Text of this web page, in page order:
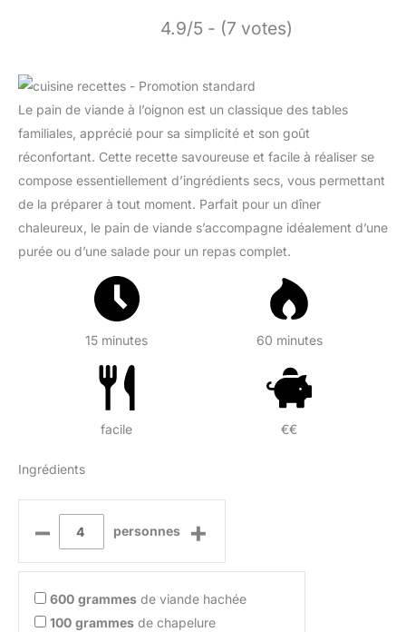
4.9/5 - (7 votes)
Le pain de viande à l’oignon est un classique des tables
familiales, apprécié pour sa simplicité et son goût
réconfortant. Cette recette savoureuse et facile à réaliser se
compose essentiellement d’ingrédients secs, vous permettant
de la préparer à tout moment. Parfait pour un dîner
chaleureux, le pain de viande s’accompagne idéalement d’une
purée ou d’une salade pour un repas complet.
15 minutes 60 minutes
facile €€
Ingrédients
– personnes +
600 grammes de viande hachée
100 grammes de chapelure